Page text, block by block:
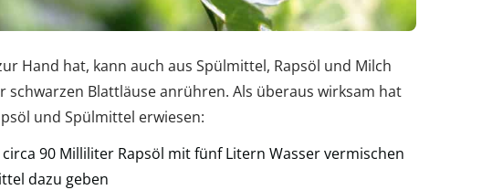
Hand hat, kann auch aus Spülmittel, Rapsöl und Milch
schwarzen Blattläuse anrühren. Als überaus wirksam hat
und Spülmittel erwiesen:
90 Milliliter Rapsöl mit fünf Litern Wasser vermischen
dazu geben